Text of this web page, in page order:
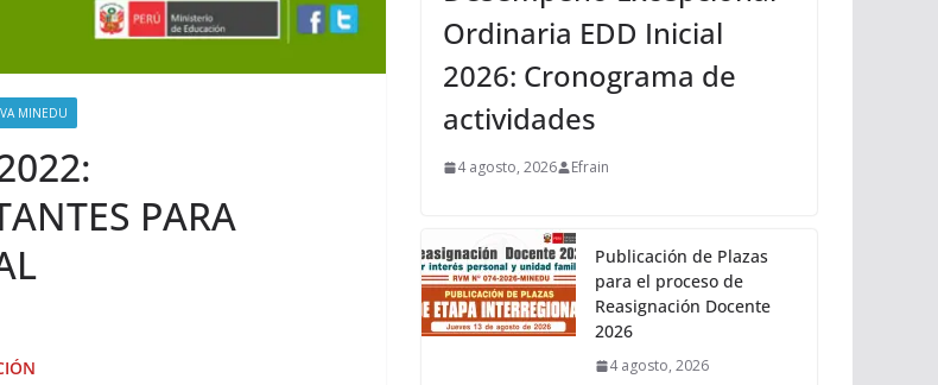
MINEDU
PARA
Ordinaria EDD Inicial
2026: Cronograma de
actividades
4 agosto, 2026 Efrain
Publicación de Plazas
para el proceso de
Reasignación Docente
2026
4 agosto, 2026